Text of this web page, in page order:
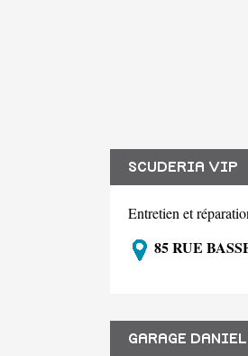
SCUDERIA VIP
Entretien et
85 RUE
GARAGE